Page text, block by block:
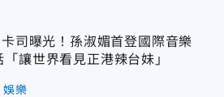
司曝光！孫淑媚首登國際音樂
讓世界看見正港辣台妹」
娛樂